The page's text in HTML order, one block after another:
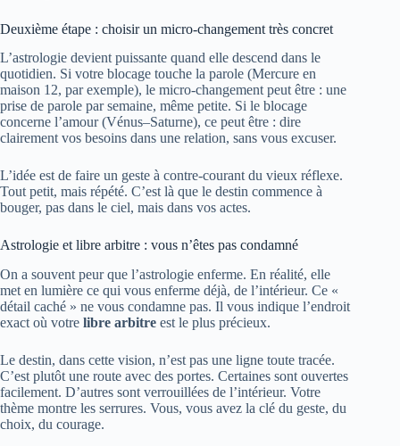
Deuxième étape : choisir un micro-changement très concret
L’astrologie devient puissante quand elle descend dans le
quotidien. Si votre blocage touche la parole (Mercure en
maison 12, par exemple), le micro-changement peut être : une
prise de parole par semaine, même petite. Si le blocage
concerne l’amour (Vénus–Saturne), ce peut être : dire
clairement vos besoins dans une relation, sans vous excuser.
L’idée est de faire un geste à contre-courant du vieux réflexe.
Tout petit, mais répété. C’est là que le destin commence à
bouger, pas dans le ciel, mais dans vos actes.
Astrologie et libre arbitre : vous n’êtes pas condamné
On a souvent peur que l’astrologie enferme. En réalité, elle
met en lumière ce qui vous enferme déjà, de l’intérieur. Ce «
détail caché » ne vous condamne pas. Il vous indique l’endroit
exact où votre libre arbitre est le plus précieux.
Le destin, dans cette vision, n’est pas une ligne toute tracée.
C’est plutôt une route avec des portes. Certaines sont ouvertes
facilement. D’autres sont verrouillées de l’intérieur. Votre
thème montre les serrures. Vous, vous avez la clé du geste, du
choix, du courage.